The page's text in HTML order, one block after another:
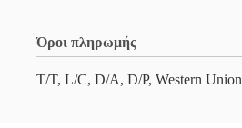
Όροι πληρωμής
T/T, L/C, D/A, D/P, Western Union